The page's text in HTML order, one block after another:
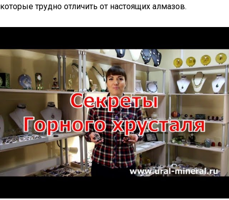
которые трудно отличить от настоящих алмазов.